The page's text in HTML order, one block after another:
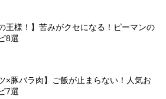
王様！】苦みがクセになる！ピーマンの
8選
×豚バラ肉】ご飯が止まらない！人気お
7選